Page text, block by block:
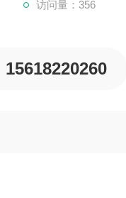
访问量：356
15618220260